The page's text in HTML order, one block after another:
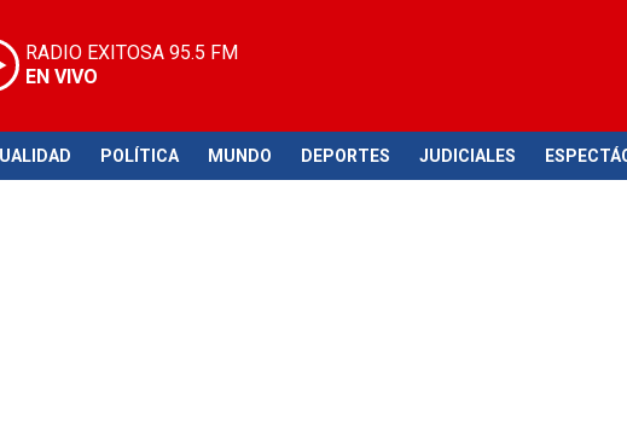
RADIO EXITOSA 95.5 FM
EN VIVO
POLÍTICA MUNDO DEPORTES JUDICIALES